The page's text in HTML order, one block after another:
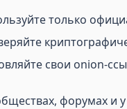
только
свои onion-
форумах и у